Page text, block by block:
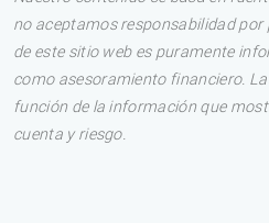
no aceptamos responsabilidad por
de este sitio web es puramente
como asesoramiento financiero.
función de la información que
cuenta y riesgo.